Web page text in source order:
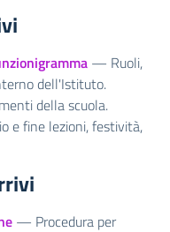
— Ruoli,
dell'Istituto.
della scuola.
e fine lezioni, festività,
— Procedura per